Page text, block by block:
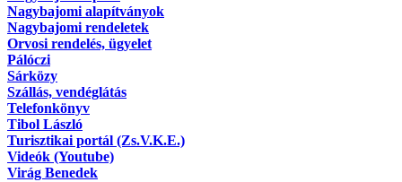
Nagybajomi alapítványok
Nagybajomi rendeletek
Orvosi rendelés, ügyelet
Pálóczi
Sárközy
Szállás, vendéglátás
Telefonkönyv
Tibol László
Turisztikai portál (Zs.V.K.E.)
Videók (Youtube)
Virág Benedek